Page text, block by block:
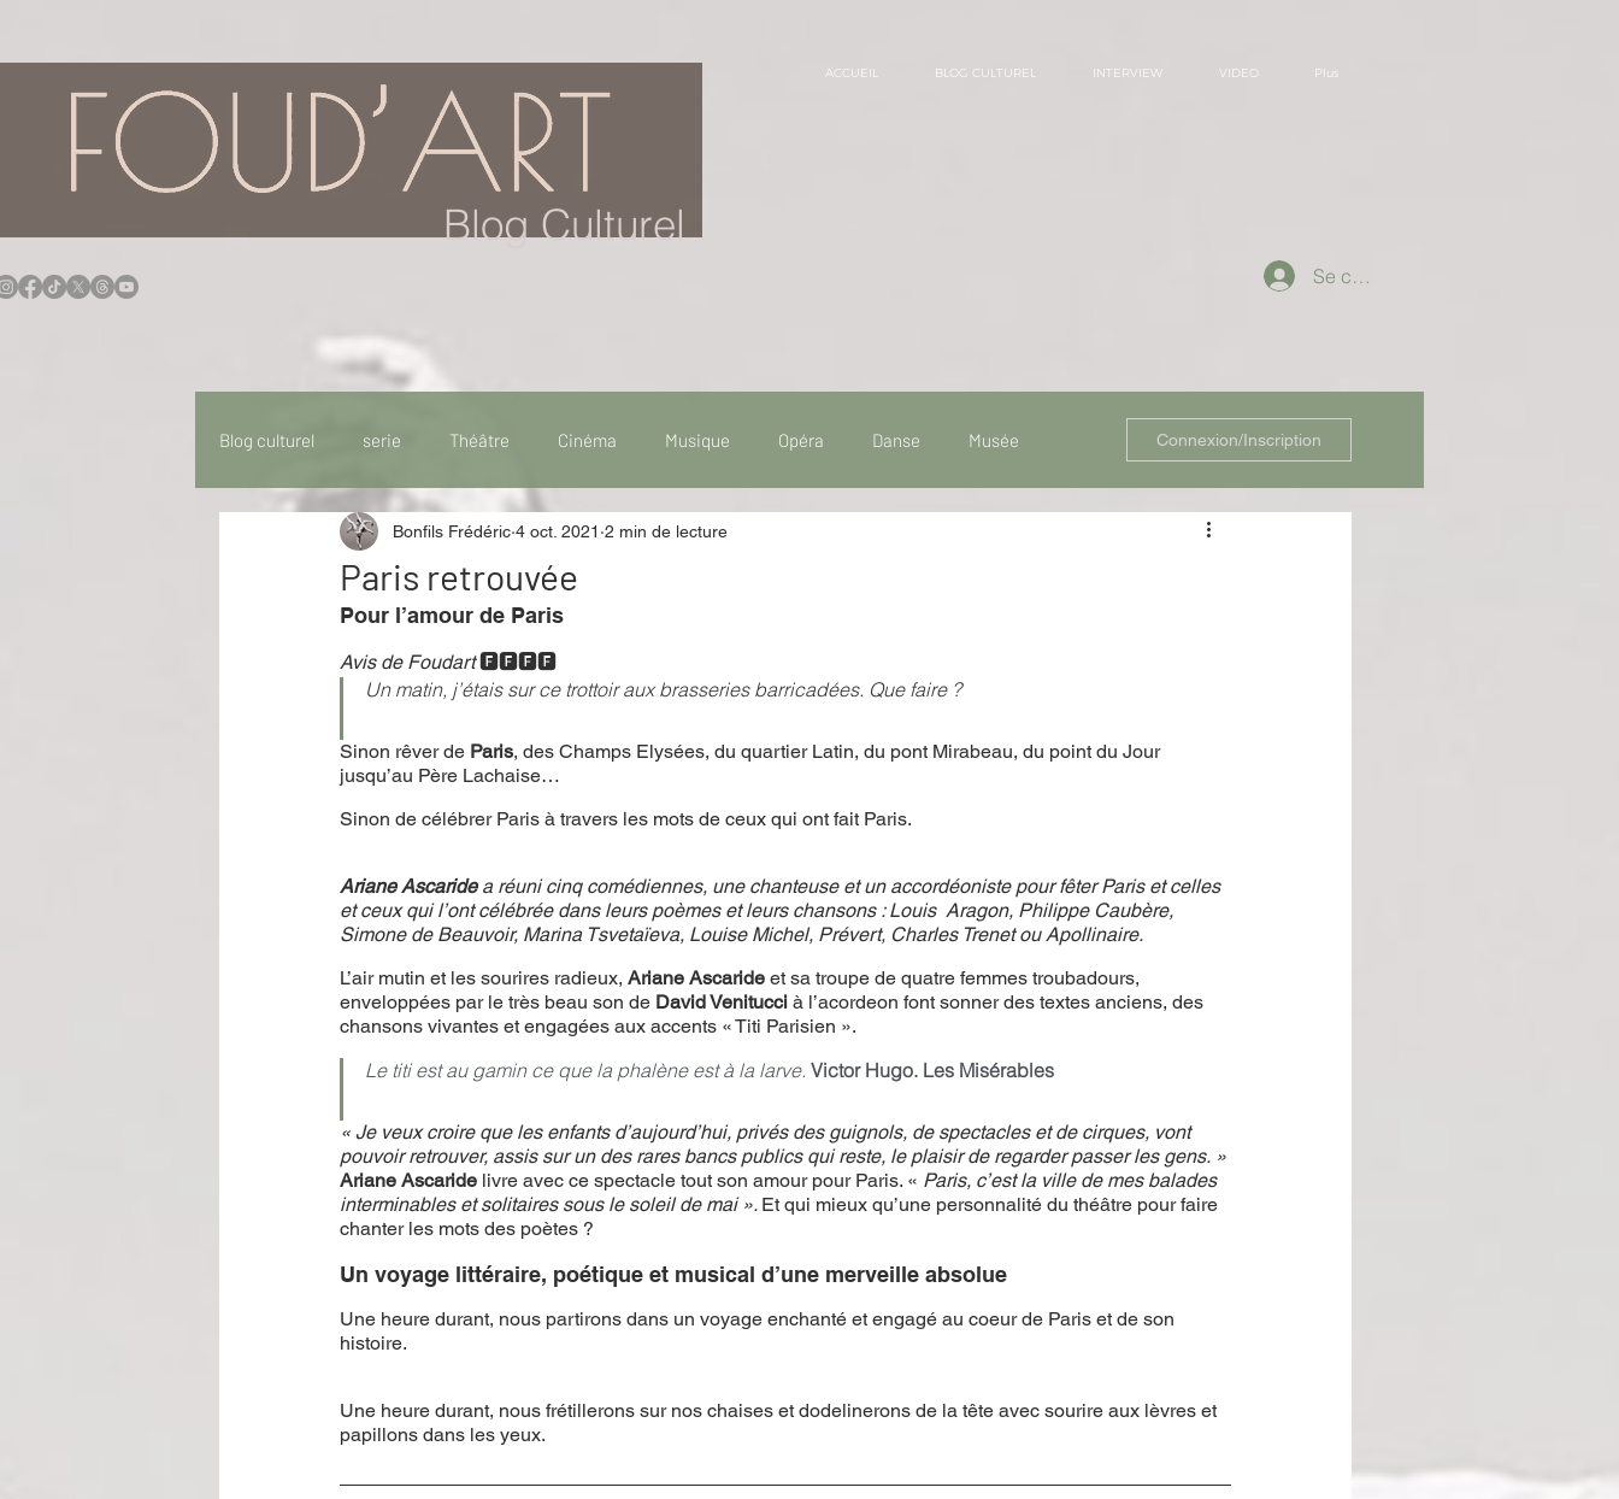
Blog Culturel
ACCUEIL BLOG CULTUREL INTERVIEW VIDEO Plus
Se connecter
Blog culturel serie Théâtre Cinéma Musique Opéra Danse Musée
Idées Sorties Idée de voyage Fooding - Restaurant
Offre spéciale Annuaire Théâtre - Musée Hommage
Connexion/Inscription
Paris retrouvée
Bonfils Frédéric 4 oct. 2021 2 min de lecture
Pour l’amour de Paris
Avis de Foudart 🅵🅵🅵🅵
Un matin, j’étais sur ce trottoir aux brasseries barricadées. Que faire ?
Sinon rêver de Paris, des Champs Elysées, du quartier Latin, du pont Mirabeau, du point du Jour
jusqu’au Père Lachaise…
Sinon de célébrer Paris à travers les mots de ceux qui ont fait Paris.
Ariane Ascaride a réuni cinq comédiennes, une chanteuse et un accordéoniste pour fêter Paris et celles
et ceux qui l’ont célébrée dans leurs poèmes et leurs chansons : Louis  Aragon, Philippe Caubère,
Simone de Beauvoir, Marina Tsvetaïeva, Louise Michel, Prévert, Charles Trenet ou Apollinaire.
L’air mutin et les sourires radieux, Ariane Ascaride et sa troupe de quatre femmes troubadours,
enveloppées par le très beau son de David Venitucci à l’acordeon font sonner des textes anciens, des
chansons vivantes et engagées aux accents « Titi Parisien ».
Le titi est au gamin ce que la phalène est à la larve. Victor Hugo. Les Misérables
« Je veux croire que les enfants d’aujourd’hui, privés des guignols, de spectacles et de cirques, vont
pouvoir retrouver, assis sur un des rares bancs publics qui reste, le plaisir de regarder passer les gens. »
Ariane Ascaride livre avec ce spectacle tout son amour pour Paris. « Paris, c’est la ville de mes balades
interminables et solitaires sous le soleil de mai ». Et qui mieux qu’une personnalité du théâtre pour faire
chanter les mots des poètes ?
Un voyage littéraire, poétique et musical d’une merveille absolue
Une heure durant, nous partirons dans un voyage enchanté et engagé au coeur de Paris et de son
histoire.
Une heure durant, nous frétillerons sur nos chaises et dodelinerons de la tête avec sourire aux lèvres et
papillons dans les yeux.